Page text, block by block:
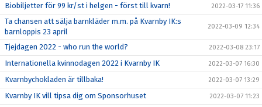
Biobiljetter för 99 kr/st i helgen - först till kvarn! 2022-03-17 11:36
Ta chansen att sälja barnkläder m.m. på Kvarnby IK:s
barnloppis 23 april
2022-03-09 12:34
Tjejdagen 2022 - who run the world? 2022-03-08 23:17
Internationella kvinnodagen 2022 i Kvarnby IK 2022-03-07 16:30
Kvarnbychokladen är tillbaka! 2022-03-07 13:29
Kvarnby IK vill tipsa dig om Sponsorhuset 2022-03-07 11:23